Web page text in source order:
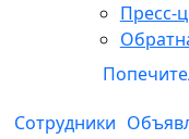
Пресс-
Сотрудники